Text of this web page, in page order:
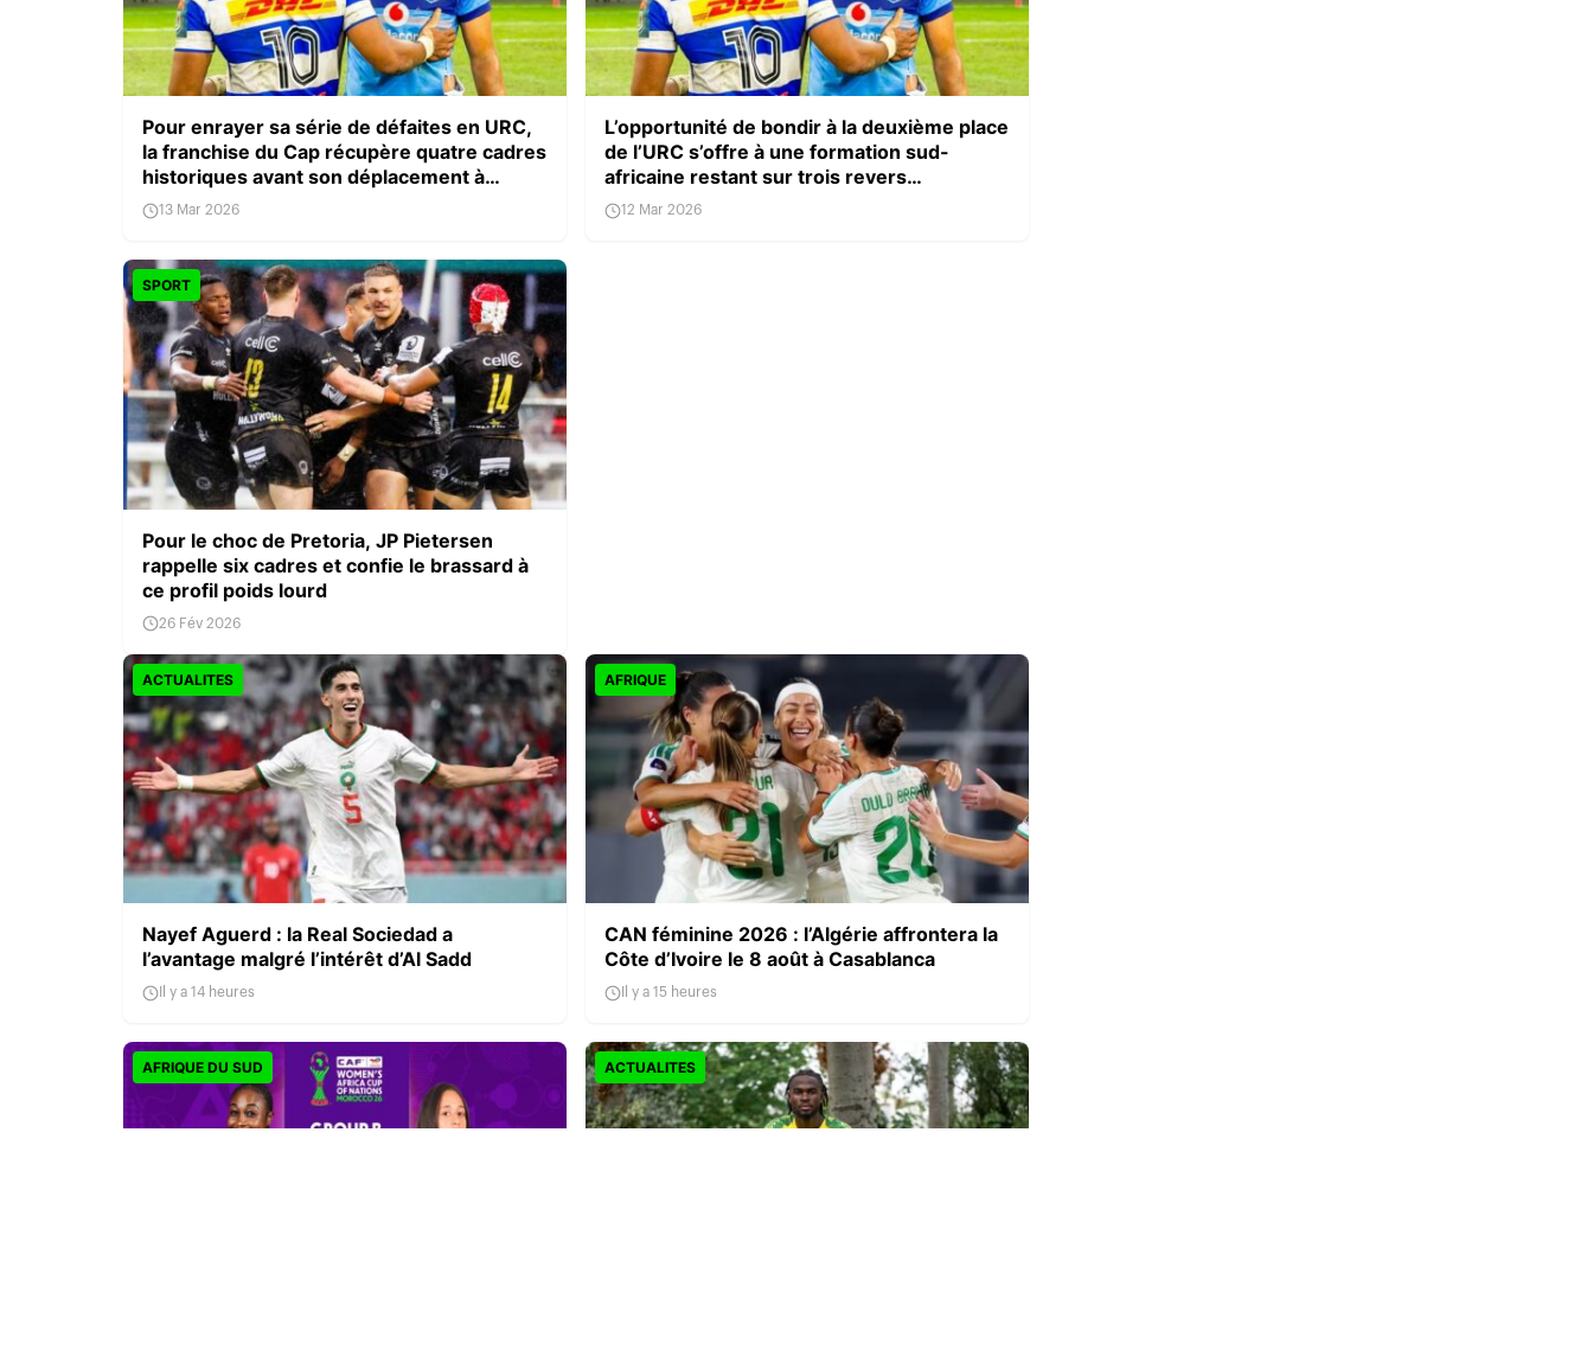
Pour enrayer sa série de défaites en URC,
la franchise du Cap récupère quatre cadres
historiques avant son déplacement à
Pretoria
13 Mar 2026
L’opportunité de bondir à la deuxième place
de l’URC s’offre à une formation sud-
africaine restant sur trois revers
consécutifs
12 Mar 2026
SPORT
Pour le choc de Pretoria, JP Pietersen
rappelle six cadres et confie le brassard à
ce profil poids lourd
26 Fév 2026
ACTUALITES
Nayef Aguerd : la Real Sociedad a
l’avantage malgré l’intérêt d’Al Sadd
Il y a 14 heures
AFRIQUE
CAN féminine 2026 : l’Algérie affrontera la
Côte d’Ivoire le 8 août à Casablanca
Il y a 15 heures
AFRIQUE DU SUD ACTUALITES